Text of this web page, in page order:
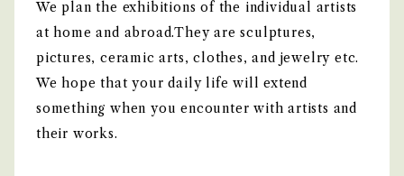
We plan the exhibitions of the individual artists
at home and abroad.They are sculptures,
pictures, ceramic arts, clothes, and jewelry etc.
We hope that your daily life will extend
something when you encounter with artists and
their works.